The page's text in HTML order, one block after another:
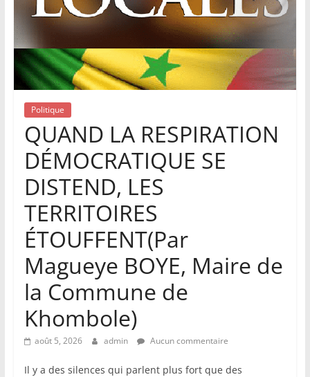
Politique
QUAND LA RESPIRATION
DÉMOCRATIQUE SE
DISTEND, LES
TERRITOIRES
ÉTOUFFENT(Par
Magueye BOYE, Maire de
la Commune de
Khombole)
août 5, 2026 admin Aucun commentaire
Il y a des silences qui parlent plus fort que des